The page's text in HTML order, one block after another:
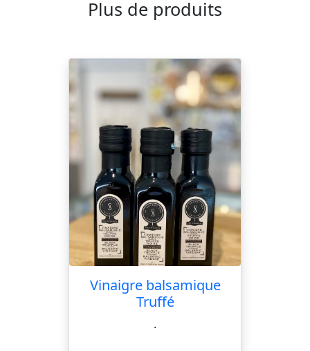
Plus de produits
Vinaigre balsamique
Truffé
.